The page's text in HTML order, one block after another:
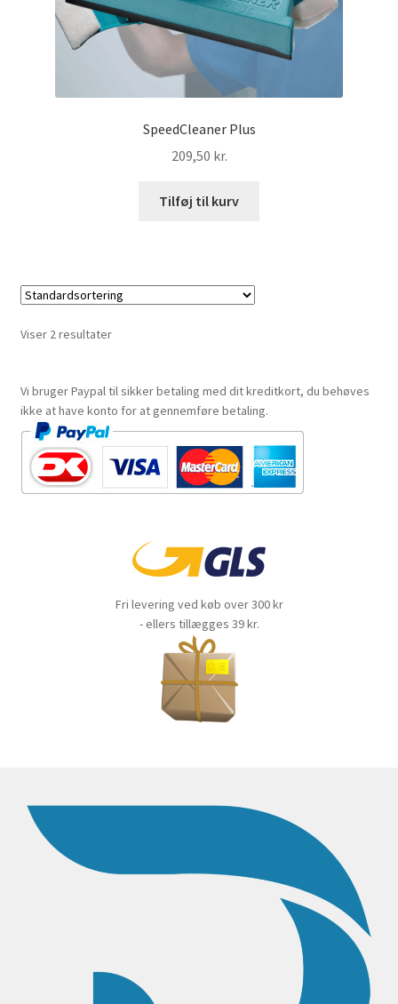
SpeedCleaner Plus
209,50 kr.
Tilføj til kurv
Viser 2 resultater
Vi bruger Paypal til sikker betaling med dit kreditkort, du behøves
ikke at have konto for at gennemføre betaling.
Fri levering ved køb over 300 kr
- ellers tillægges 39 kr.